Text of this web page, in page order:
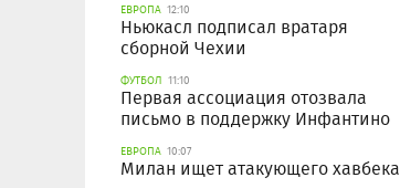
ЕВРОПА 12:10
Ньюкасл подписал вратаря
сборной Чехии
ФУТБОЛ 11:10
Первая ассоциация отозвала
письмо в поддержку Инфантино
ЕВРОПА 10:07
Милан ищет атакующего хавбека